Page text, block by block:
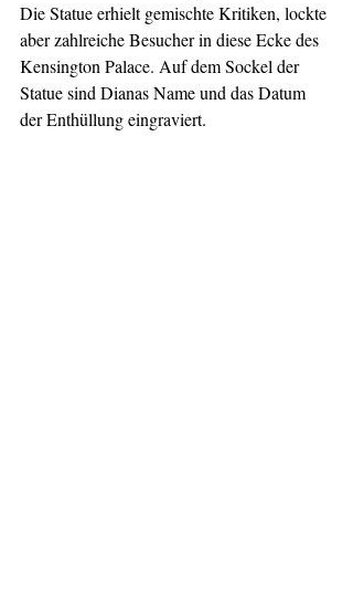
Die Statue erhielt gemischte Kritiken, lockte
aber zahlreiche Besucher in diese Ecke des
Kensington Palace. Auf dem Sockel der
Statue sind Dianas Name und das Datum
der Enthüllung eingraviert.